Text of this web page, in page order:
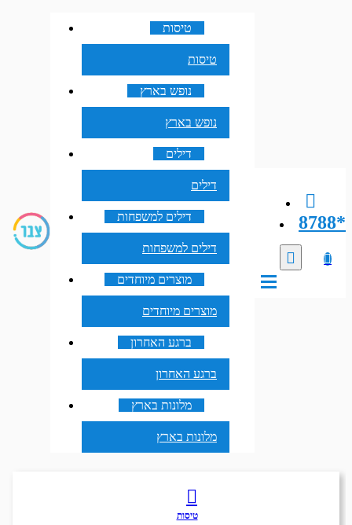
8788*
טיסות
טיסות
נופש בארץ
נופש בארץ
דילים
דילים
דילים למשפחות
דילים למשפחות
מוצרים מיוחדים
מוצרים מיוחדים
ברגע האחרון
ברגע האחרון
מלונות בארץ
מלונות בארץ
טיסות